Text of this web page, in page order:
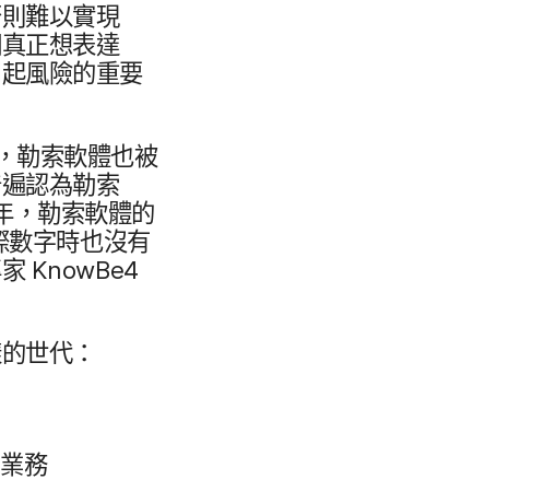
難​以​實現​
正想​表達​
風險​的​重要​
勒索​軟體​也​被​
認為​勒索​
，​勒索​軟體​的​
數字時​也​沒有​
KnowBe4
世代：
務